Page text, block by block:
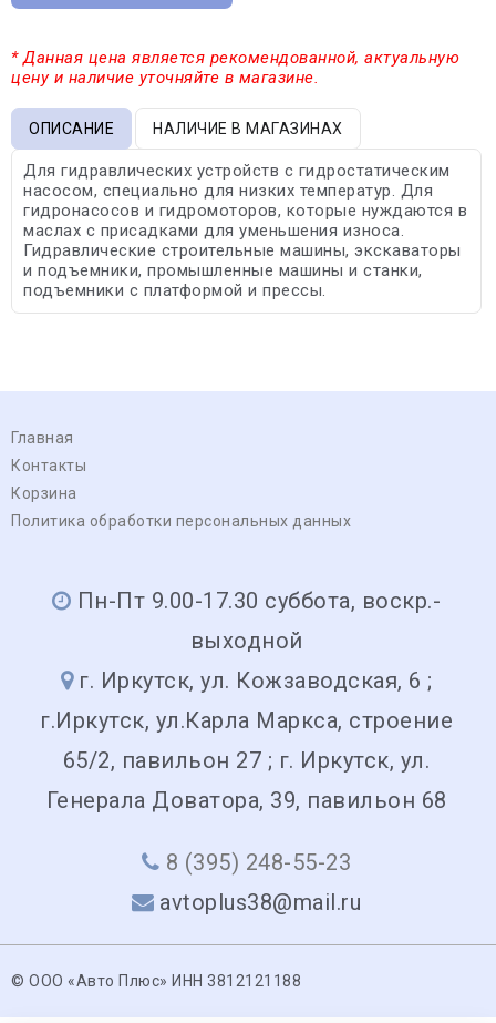
* Данная цена является рекомендованной, актуальную
цену и наличие уточняйте в магазине.
ОПИСАНИЕ НАЛИЧИЕ В МАГАЗИНАХ
Для гидравлических устройств с гидростатическим
насосом, специально для низких температур. Для
гидронасосов и гидромоторов, которые нуждаются в
маслах с присадками для уменьшения износа.
Гидравлические строительные машины, экскаваторы
и подъемники, промышленные машины и станки,
подъемники с платформой и прессы.
Главная
Контакты
Корзина
Политика обработки персональных данных
Пн-Пт 9.00-17.30 суббота, воскр.-
выходной
г. Иркутск, ул. Кожзаводская, 6 ;
г.Иркутск, ул.Карла Маркса, строение
65/2, павильон 27 ; г. Иркутск, ул.
Генерала Доватора, 39, павильон 68
8 (395) 248-55-23
avtoplus38@mail.ru
© ООО «Авто Плюс» ИНН 3812121188